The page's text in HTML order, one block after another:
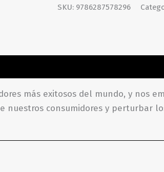
SKU: 9786287578296
más exitosos del mundo, y nos
consumidores y perturbar